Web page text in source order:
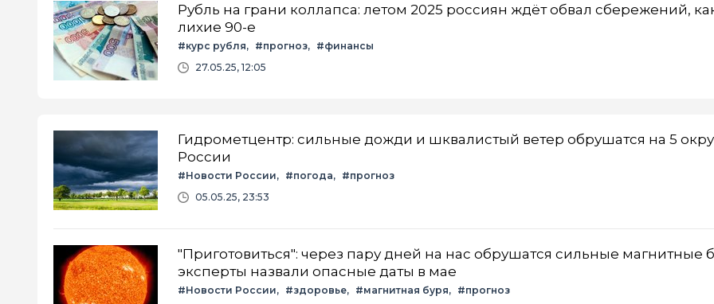
Рубль на грани коллапса: летом 2025 россиян ждёт обвал сбережений,
лихие 90-е
#курс рубля #прогноз
#финансы
27.05.25, 12:05
Гидрометцентр: сильные дожди и шквалистый ветер обрушатся на 5
России
#Новости России #погода
#прогноз
05.05.25, 23:53
"Приготовиться": через пару дней на нас обрушатся сильные магнитные
эксперты назвали опасные даты в мае
#Новости России #здоровье #магнитная буря
#прогноз